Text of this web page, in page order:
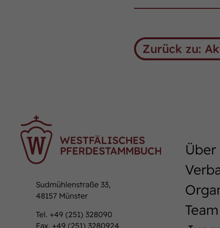
Zurück zu:
Sudmühlenstraße 33,
48157 Münster
Tel. +49 (251) 328090
Fax. +49 (251) 3280924
Über
Team